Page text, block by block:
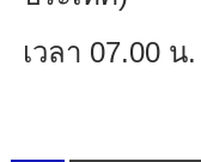
เวลา 07.00 น.